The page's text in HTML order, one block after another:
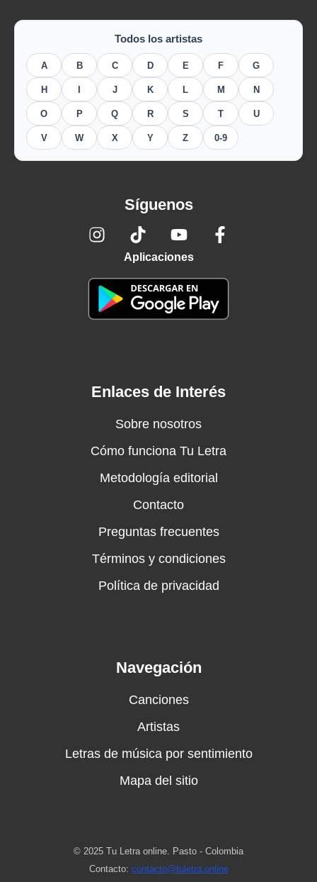
Todos los artistas
A B C D E F G
H J K L M N
O P Q R S T U
V W X Y Z 0-9
Síguenos
Aplicaciones
Enlaces de Interés
Sobre nosotros
Cómo funciona Tu Letra
Metodología editorial
Contacto
Preguntas frecuentes
Términos y condiciones
Política de privacidad
Navegación
Canciones
Artistas
Letras de música por sentimiento
Mapa del sitio
© 2025 Tu Letra online. Pasto - Colombia
Contacto: contacto@tuletra.online